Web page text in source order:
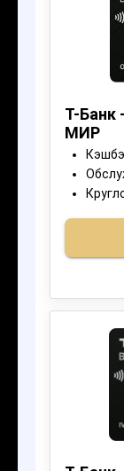
Вы оставляете
сайте, либо
8
Отправьте
после одобрения.
подходящего
получить
с доставкой на
в офис и